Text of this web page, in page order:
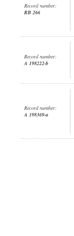
Record number:
RB 266
Record number:
A 198222-b
Record number:
A 198369-a